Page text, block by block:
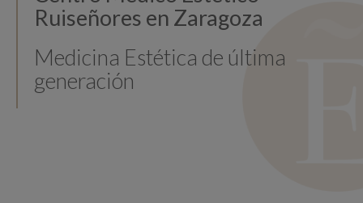
Ruiseñores en Zaragoza
Medicina Estética de última
generación